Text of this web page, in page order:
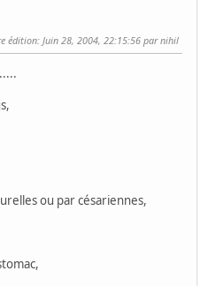
édition: Juin 28, 2004, 22:15:56 par nihil
ou par césariennes,